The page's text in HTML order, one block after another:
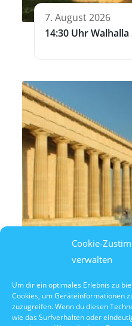
Cookie-
verwalten
Um dir ein optimales Erlebnis zu
Cookies, um Geräteinformationen
zuzugreifen. Wenn du diesen
wie das Surfverhalten oder
7. August 2026
14:30 Uhr
10. Oktober 2026
10:30 Uhr